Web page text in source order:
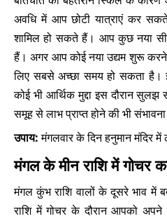
अवधि में आप छोटी यात्राएं कर
शामिल हो सकते हैं। आप कुछ नया
हैं। अगर आप कोई नया उद्यम शुरू
लिए सबसे अच्छा समय हो सकता
कोई भी आर्थिक मुद्दा इस दौरान
समूह से लाभ प्राप्त होने की भी
उपाय:मंगलवार के दिन हनुमान मंदिर
मंगल के मीन राशि में गोचर
मंगल कुंभ राशि वालों के दूसरे भाव में
राशि में गोचर के दौरान आपको अपने